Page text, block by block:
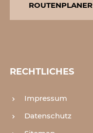
ROUTENPLANER
RECHTLICHES
Impressum
Datenschutz